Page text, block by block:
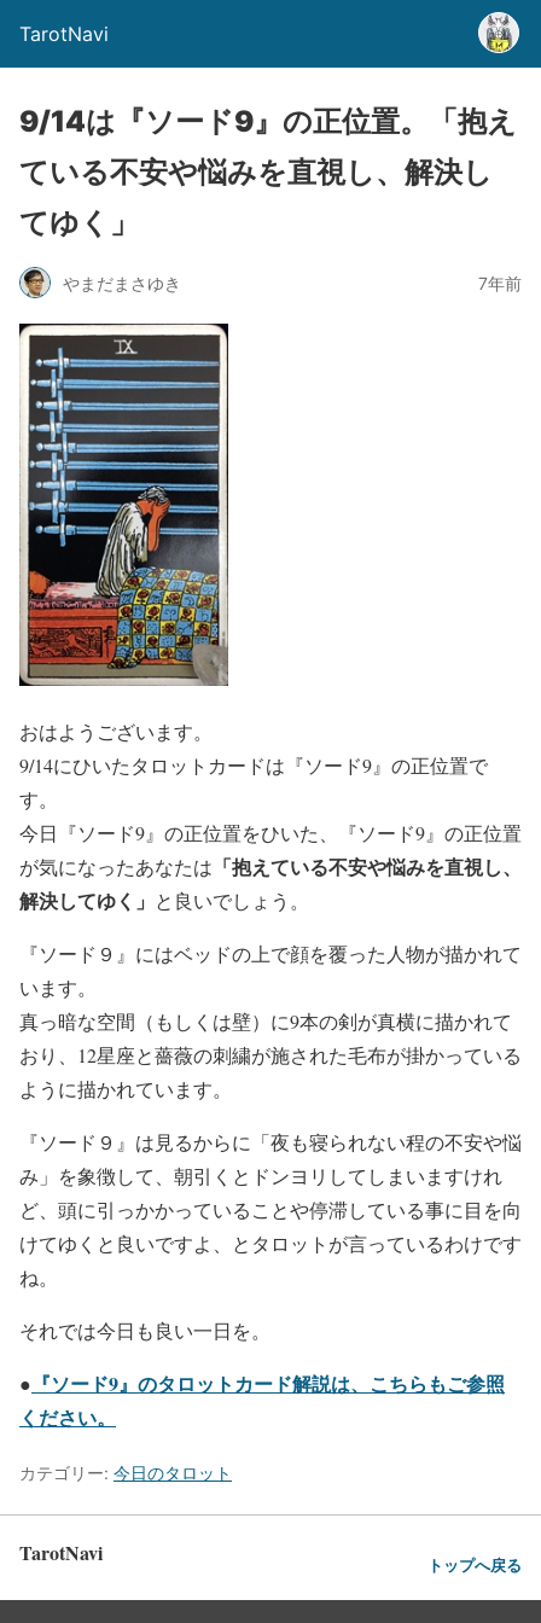
TarotNavi
9/14は『ソード9』の正位置。「抱え
ている不安や悩みを直視し、解決し
てゆく」
やまだまさゆき 7年前
おはようございます。
9/14にひいたタロットカードは『ソード9』の正位置で
す。
今日『ソード9』の正位置をひいた、『ソード9』の正位置
が気になったあなたは 「抱えている不安や悩みを直視し、
解決してゆく」 と良いでしょう。
『ソード９』にはベッドの上で顔を覆った人物が描かれて
います。
真っ暗な空間（もしくは壁）に9本の剣が真横に描かれて
おり、12星座と薔薇の刺繍が施された毛布が掛かっている
ように描かれています。
『ソード９』は見るからに「夜も寝られない程の不安や悩
み」を象徴して、朝引くとドンヨリしてしまいますけれ
ど、頭に引っかかっていることや停滞している事に目を向
けてゆくと良いですよ、とタロットが言っているわけです
ね。
それでは今日も良い一日を。
● 『ソード9』のタロットカード解説は、こちらもご参照
ください。
カテゴリー: 今日のタロット
TarotNavi トップへ戻る